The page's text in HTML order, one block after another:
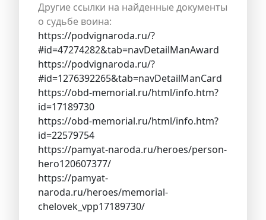
Другие ссылки на найденные документы
о судьбе воина:
https://podvignaroda.ru/?
#id=47274282&tab=navDetailManAward
https://podvignaroda.ru/?
#id=1276392265&tab=navDetailManCard
https://obd-memorial.ru/html/info.htm?
id=17189730
https://obd-memorial.ru/html/info.htm?
id=22579754
https://pamyat-naroda.ru/heroes/person-
hero120607377/
https://pamyat-
naroda.ru/heroes/memorial-
chelovek_vpp17189730/